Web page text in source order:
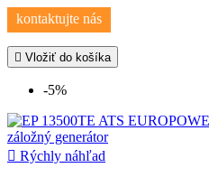
kontaktujte nás
 Vložiť do košíka
-5%
 Rýchly náhľad